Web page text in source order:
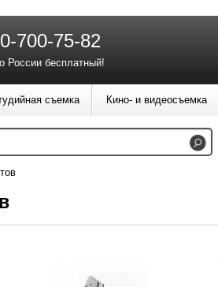
700-75-82
России бесплатный!
съемка Кино- и видеосъемка